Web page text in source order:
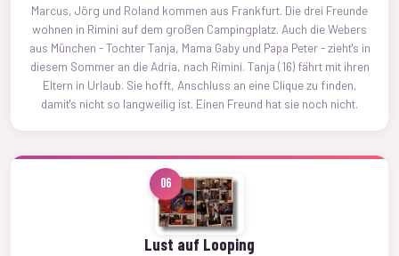
Marcus, Jörg und Roland kommen aus Frankfurt. Die drei Freunde
wohnen in Rimini auf dem großen Campingplatz. Auch die Webers
aus München - Tochter Tanja, Mama Gaby und Papa Peter - zieht's in
diesem Sommer an die Adria, nach Rimini. Tanja (16) fährt mit ihren
Eltern in Urlaub. Sie hofft, Anschluss an eine Clique zu finden,
damit's nicht so langweilig ist. Einen Freund hat sie noch nicht.
06
Lust auf Looping